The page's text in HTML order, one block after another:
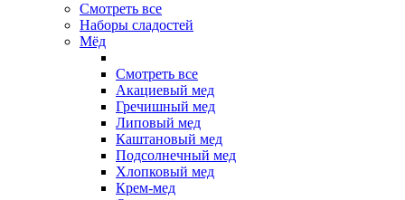
Смотреть все
Наборы сладостей
Мёд
Смотреть все
Акациевый мед
Гречишный мед
Липовый мед
Каштановый мед
Подсолнечный мед
Хлопковый мед
Крем-мед